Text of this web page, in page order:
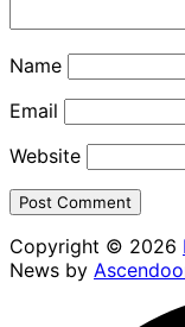
Name
Email
Website
Copyright © 2026
News by